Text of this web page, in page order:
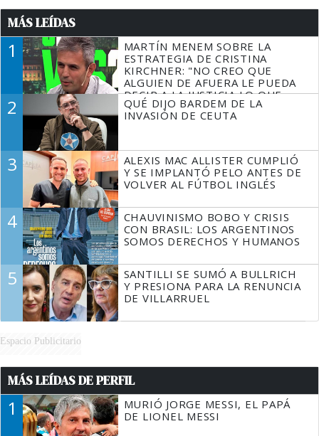
MÁS LEÍDAS
1
MARTÍN MENEM SOBRE LA
ESTRATEGIA DE CRISTINA
KIRCHNER: "NO CREO QUE
ALGUIEN DE AFUERA LE PUEDA
DECIR A LA JUSTICIA LO QUE
TIENE QUE HACER"
2
QUÉ DIJO BARDEM DE LA
INVASIÓN DE CEUTA
3
ALEXIS MAC ALLISTER CUMPLIÓ
Y SE IMPLANTÓ PELO ANTES DE
VOLVER AL FÚTBOL INGLÉS
4
CHAUVINISMO BOBO Y CRISIS
CON BRASIL: LOS ARGENTINOS
SOMOS DERECHOS Y HUMANOS
5
SANTILLI SE SUMÓ A BULLRICH
Y PRESIONA PARA LA RENUNCIA
DE VILLARRUEL
Espacio Publicitario
MÁS LEÍDAS DE PERFIL
1
MURIÓ JORGE MESSI, EL PAPÁ
DE LIONEL MESSI